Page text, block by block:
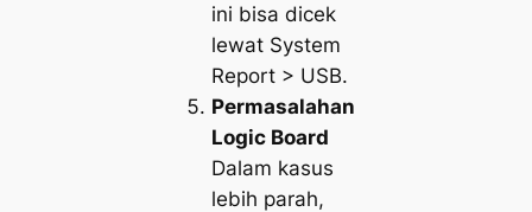
ini bisa dicek
lewat System
Report > USB.
Permasalahan
Logic Board
Dalam kasus
lebih parah,